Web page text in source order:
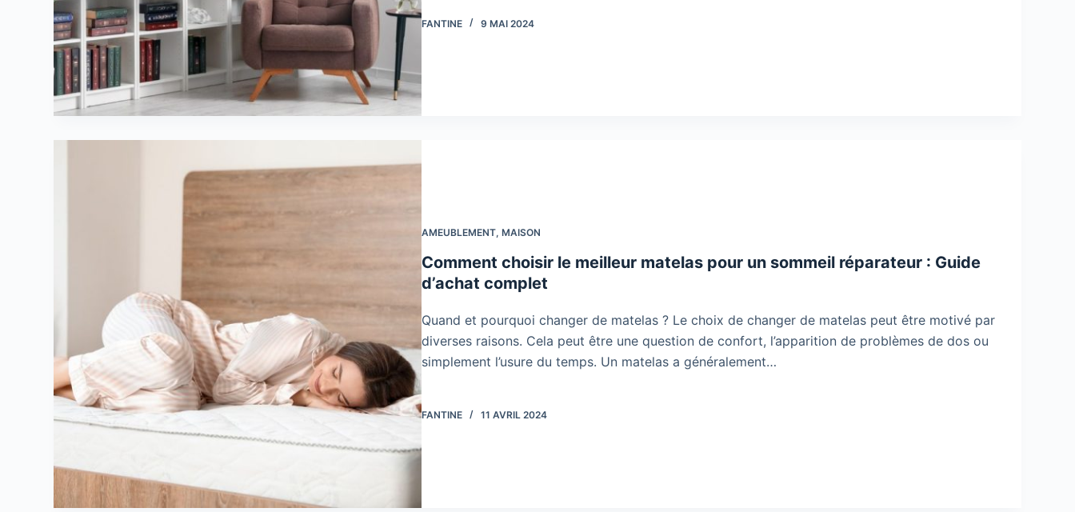
FANTINE 9 MAI 2024
AMEUBLEMENT,MAISON
Comment choisir le meilleur matelas pour un sommeil réparateur : Guide
d’achat complet
Quand et pourquoi changer de matelas ? Le choix de changer de matelas peut être motivé par
diverses raisons. Cela peut être une question de confort, l’apparition de problèmes de dos ou
simplement l’usure du temps. Un matelas a généralement…
FANTINE 11 AVRIL 2024